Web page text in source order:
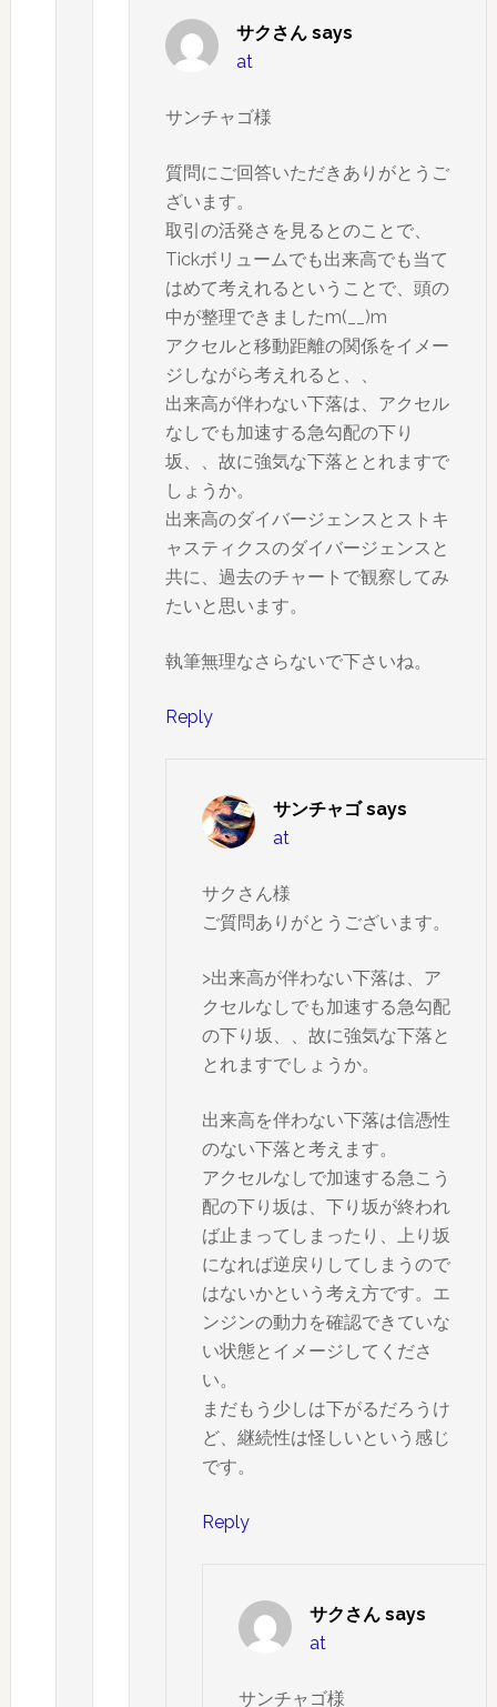
サクさん says
at
サンチャゴ様
質問にご回答いただきありがとうご
ざいます。
取引の活発さを見るとのことで、
Tickボリュームでも出来高でも当て
はめて考えれるということで、頭の
中が整理できましたm(__)m
アクセルと移動距離の関係をイメー
ジしながら考えれると、、
出来高が伴わない下落は、アクセル
なしでも加速する急勾配の下り
坂、、故に強気な下落ととれますで
しょうか。
出来高のダイバージェンスとストキ
ャスティクスのダイバージェンスと
共に、過去のチャートで観察してみ
たいと思います。
執筆無理なさらないで下さいね。
Reply
サンチャゴ says
at
サクさん様
ご質問ありがとうございます。
>出来高が伴わない下落は、ア
クセルなしでも加速する急勾配
の下り坂、、故に強気な下落と
とれますでしょうか。
出来高を伴わない下落は信憑性
のない下落と考えます。
アクセルなしで加速する急こう
配の下り坂は、下り坂が終われ
ば止まってしまったり、上り坂
になれば逆戻りしてしまうので
はないかという考え方です。エ
ンジンの動力を確認できていな
い状態とイメージしてくださ
い。
まだもう少しは下がるだろうけ
ど、継続性は怪しいという感じ
です。
Reply
サクさん says
at
サンチャゴ様